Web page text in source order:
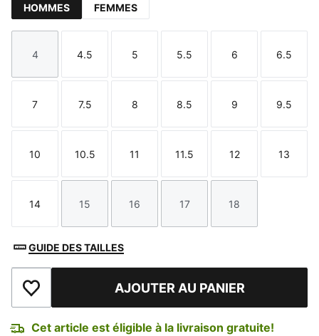
HOMMES FEMMES
Taille
4
Taille
4.5
Taille
5
Taille
5.5
Taille
6
Taille
6.5
Taille
7
Taille
7.5
Taille
8
Taille
8.5
Taille
9
Taille
9.5
Taille
10
Taille
10.5
Taille
11
Taille
11.5
Taille
12
Taille
13
Taille
14
Taille
15
Taille
16
Taille
17
Taille
18
GUIDE DES TAILLES
Ajouter à la liste de souhaits
AJOUTER AU PANIER
Cet article est éligible à la livraison gratuite!